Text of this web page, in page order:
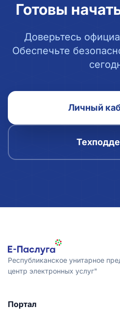
Готовы
Доверьтесь
Обеспечьте
Личный
Республиканское унитарное
центр электронных услуг"
Портал